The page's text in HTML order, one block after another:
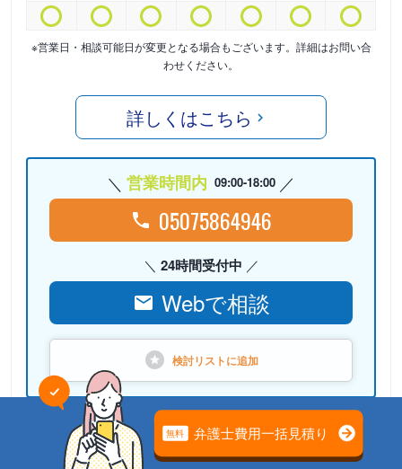
※営業日・相談可能日が変更となる場合もございます。詳細はお問い合
わせください。
詳しくはこちら
営業時間内 09:00-18:00
05075864946
24時間受付中
Webで相談
検討リストに追加
弁護士法人心（本部）